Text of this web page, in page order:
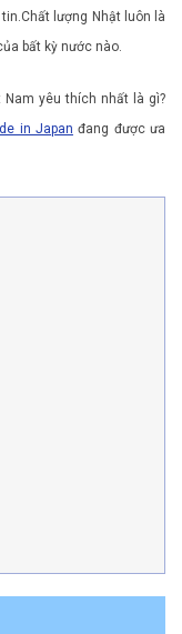
lượng Nhật luôn là
bất kỳ nước nào.
yêu thích nhất là gì?
in Japan đang được ưa